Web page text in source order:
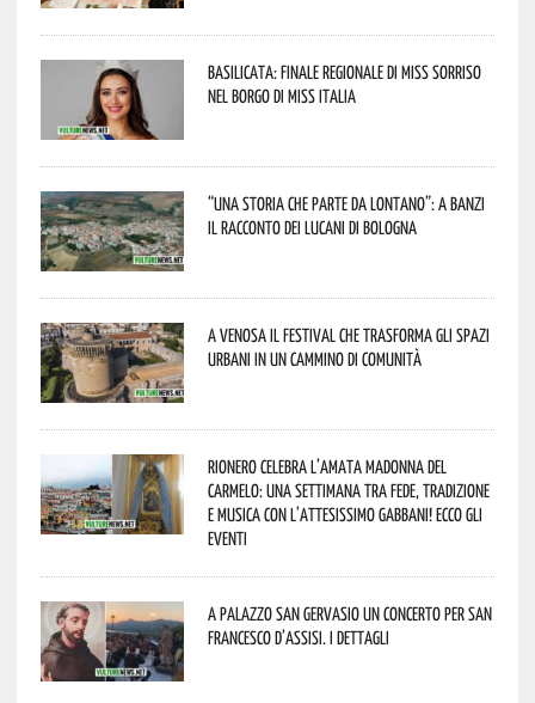
Basilicata: finale regionale di Miss Sorriso
nel borgo di Miss Italia
“Una storia che parte da lontano”: a Banzi
il racconto dei Lucani di Bologna
A Venosa il festival che trasforma gli spazi
urbani in un cammino di comunità
Rionero celebra l’amata Madonna del
Carmelo: una settimana tra fede, tradizione
e musica con l’attesissimo Gabbani! Ecco gli
eventi
A Palazzo San Gervasio un concerto per San
Francesco d’Assisi. I dettagli